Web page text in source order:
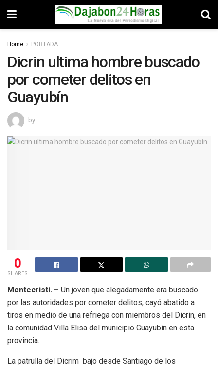
Home PORTADA
Dicrin ultima hombre buscado
por cometer delitos en
Guayubín
by
0
SHARES
Montecristi. – Un joven que alegadamente era buscado
por las autoridades por cometer delitos, cayó abatido a
tiros en medio de una refriega con miembros del Dicrin, en
la comunidad Villa Elisa del municipio Guayubin en esta
provincia.
La patrulla del Dicrim bajo desde Santiago de los